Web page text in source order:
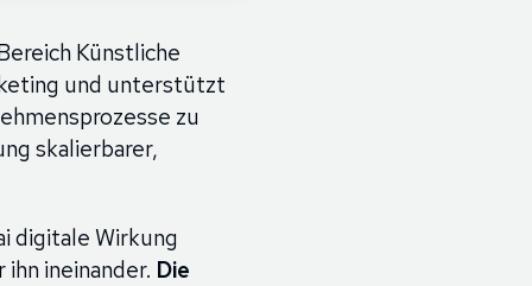
Künstliche
und unterstützt
zu
skalierbarer,
digitale Wirkung
ineinander. Die